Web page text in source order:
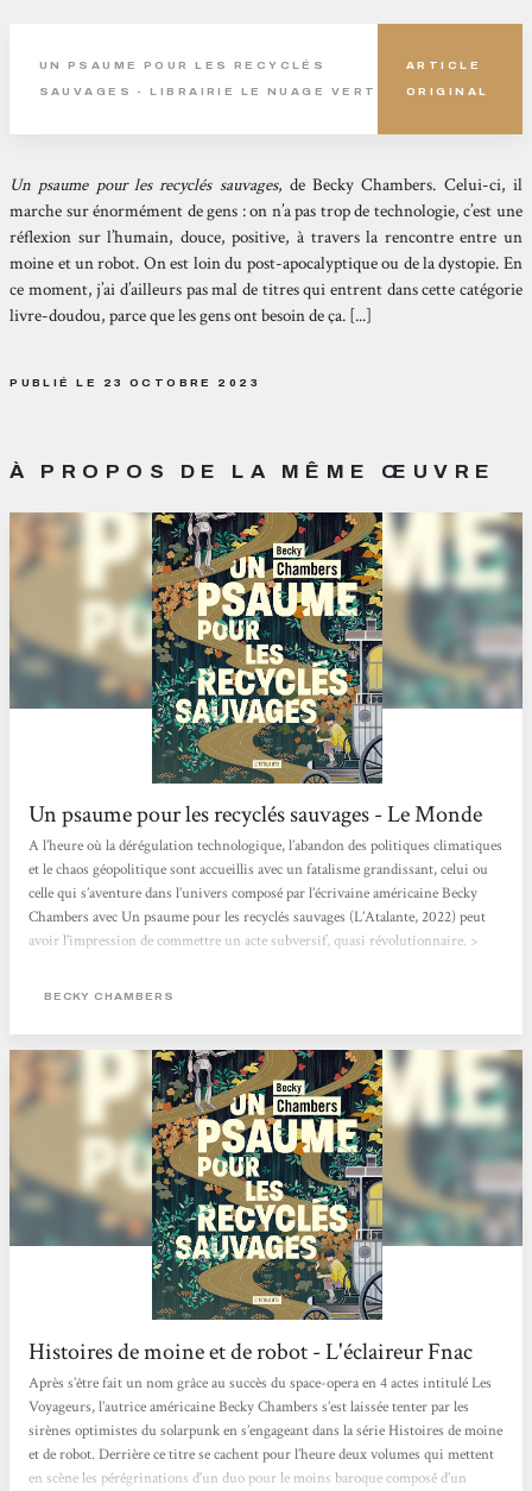
UN PSAUME POUR LES RECYCLÉS
SAUVAGES - LIBRAIRIE LE NUAGE VERT
ARTICLE
ORIGINAL
Un psaume pour les recyclés sauvages, de Becky Chambers. Celui-ci, il
marche sur énormément de gens : on n’a pas trop de technologie, c’est une
réflexion sur l’humain, douce, positive, à travers la rencontre entre un
moine et un robot. On est loin du post-apocalyptique ou de la dystopie. En
ce moment, j’ai d’ailleurs pas mal de titres qui entrent dans cette catégorie
livre-doudou, parce que les gens ont besoin de ça. [...]
PUBLIÉ LE 23 OCTOBRE 2023
À PROPOS DE LA MÊME ŒUVRE
Un psaume pour les recyclés sauvages - Le Monde
A l’heure où la dérégulation technologique, l’abandon des politiques climatiques
et le chaos géopolitique sont accueillis avec un fatalisme grandissant, celui ou
celle qui s’aventure dans l’univers composé par l’écrivaine américaine Becky
Chambers avec Un psaume pour les recyclés sauvages (L’Atalante, 2022) peut
avoir l’impression de commettre un acte subversif, quasi révolutionnaire. >
BECKY CHAMBERS
Histoires de moine et de robot - L'éclaireur Fnac
Après s’être fait un nom grâce au succès du space-opera en 4 actes intitulé Les
Voyageurs, l’autrice américaine Becky Chambers s’est laissée tenter par les
sirènes optimistes du solarpunk en s’engageant dans la série Histoires de moine
et de robot. Derrière ce titre se cachent pour l’heure deux volumes qui mettent
en scène les pérégrinations d’un duo pour le moins baroque composé d’un